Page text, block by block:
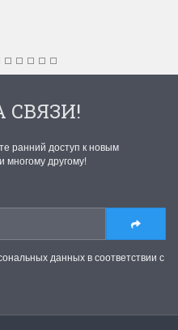
СВЯЗИ!
ранний доступ к новым
другому!
данных в соответствии с